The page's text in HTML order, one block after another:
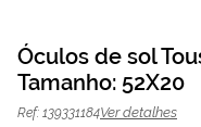
Óculos de sol
Mais Optica
para
o
início
Galeria
Óculos de sol
Tamanho: 52X20
Ref: 139331184Ver detalhes